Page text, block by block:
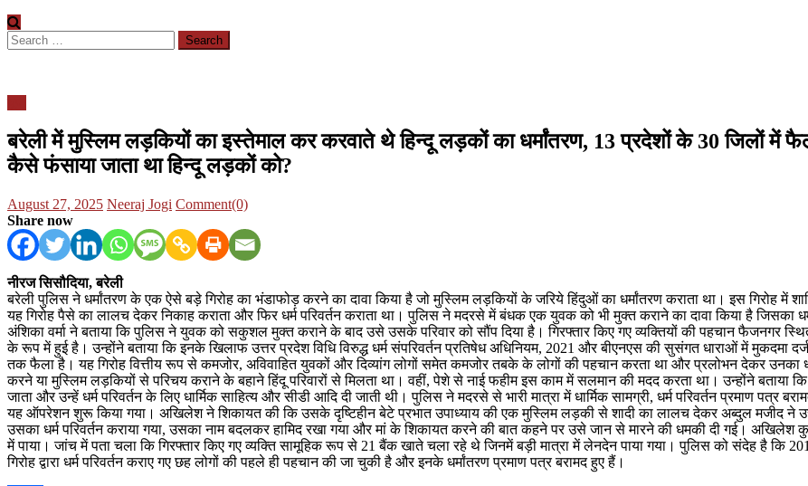
Search
for:
बरेली में मुस्लिम लड़कियों का इस्तेमाल कर करवाते थे हिन्दू लड़कों का धर्मांतरण, 13 प्रदेशों के 30 जिलों में
कैसे फंसाया जाता था हिन्दू लड़कों को?
Posted
on
August 27, 2025 Author
Neeraj Jogi Comment(0)
Share now
नीरज सिसौदिया, बरेली
बरेली पुलिस ने धर्मांतरण के एक ऐसे बड़े गिरोह का भंडाफोड़ करने का दावा किया है जो मुस्लिम लड़कियों के जरिये हिंदुओं का धर्मांतरण कराता था। इस गिरोह में
यह गिरोह पैसे का लालच देकर निकाह कराता और फिर धर्म परिवर्तन कराता था। पुलिस ने मदरसे में बंधक एक युवक को भी मुक्त कराने का दावा किया है जिसका
अंशिका वर्मा ने बताया कि पुलिस ने युवक को सकुशल मुक्त कराने के बाद उसे उसके परिवार को सौंप दिया है। गिरफ्तार किए गए व्यक्तियों की पहचान फैजनगर
के रूप में हुई है। उन्होंने बताया कि इनके खिलाफ उत्तर प्रदेश विधि विरुद्ध धर्म संपरिवर्तन प्रतिषेध अधिनियम, 2021 और बीएनएस की सुसंगत धाराओं में मुकदमा
तक फैला है। यह गिरोह वित्तीय रूप से कमजोर, अविवाहित युवकों और दिव्यांग लोगों समेत कमजोर तबके के लोगों की पहचान करता था और प्रलोभन देकर उनका
करने या मुस्लिम लड़कियों से परिचय कराने के बहाने हिंदू परिवारों से मिलता था। वहीं, पेशे से नाई फहीम इस काम में सलमान की मदद करता था। उन्होंने बताया
जाता और उन्हें धर्म परिवर्तन के लिए धार्मिक साहित्य और सीडी आदि दी जाती थी। पुलिस ने मदरसे से भारी मात्रा में धार्मिक सामग्री, धर्म परिवर्तन प्रमाण पत्र
यह ऑपरेशन शुरू किया गया। अखिलेश ने शिकायत की कि उसके दृष्टिहीन बेटे प्रभात उपाध्याय की एक मुस्लिम लड़की से शादी का लालच देकर अब्दुल मजीद
उसका धर्म परिवर्तन कराया गया, उसका नाम बदलकर हामिद रखा गया और मां के शिकायत करने की बात कहने पर उसे जान से मारने की धमकी दी गई।
में पाया। जांच में पता चला कि गिरफ्तार किए गए व्यक्ति सामूहिक रूप से 21 बैंक खाते चला रहे थे जिनमें बड़ी मात्रा में लेनदेन पाया गया। पुलिस को संदेह है कि
गिरोह द्वारा धर्म परिवर्तन कराए गए छह लोगों की पहले ही पहचान की जा चुकी है और इनके धर्मांतरण प्रमाण पत्र बरामद हुए हैं।